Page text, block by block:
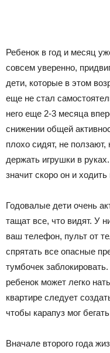
Ребенок в год и месяц
совсем уверенно,
дети, которые в этом
еще не стал
него еще 2-3 месяца
снижении общей
плохо сидят, не ползают,
держать игрушки в
значит скоро он и ходить
Годовалые дети очень
тащат все, что видят. У
ваш телефон, пульт от
спрятать все опасные
тумбочек
ребенок может легко
квартире следует
чтобы карапуз мог
Вначале второго года